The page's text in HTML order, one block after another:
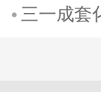
三一成套